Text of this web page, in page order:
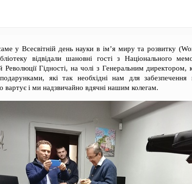
у Всесвітній день науки в ім’я миру та розвитку
відвідали шановні гості з Національного
Гідності, на чолі з Генеральним директором,
які так необхідні нам для забезпечення
вартує і ми надзвичайно вдячні нашим колегам.